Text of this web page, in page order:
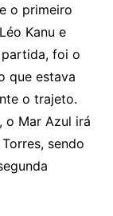
o primeiro
Kanu e
foi o
que estava
o trajeto.
o Mar Azul irá
sendo